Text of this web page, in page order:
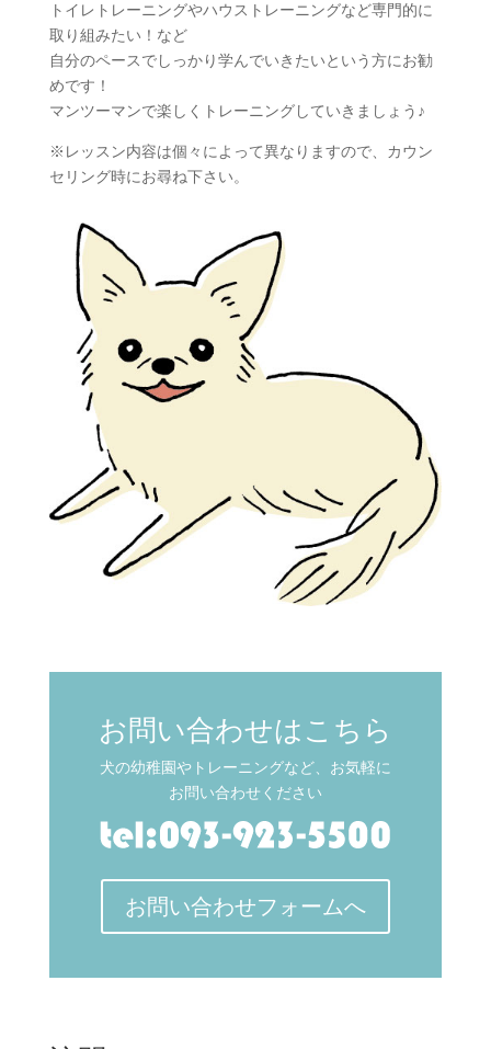
トイレトレーニングやハウストレーニングなど専門的に
取り組みたい！など
自分のペースでしっかり学んでいきたいという方にお勧
めです！
マンツーマンで楽しくトレーニングしていきましょう♪
※レッスン内容は個々によって異なりますので、カウン
セリング時にお尋ね下さい。
お問い合わせはこちら
犬の幼稚園やトレーニングなど、お気軽に
お問い合わせください
お問い合わせフォームへ